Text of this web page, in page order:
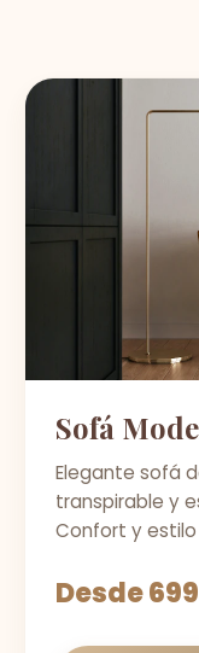
Sofá
Elegante sofá
transpirable y
Confort y estilo
Desde